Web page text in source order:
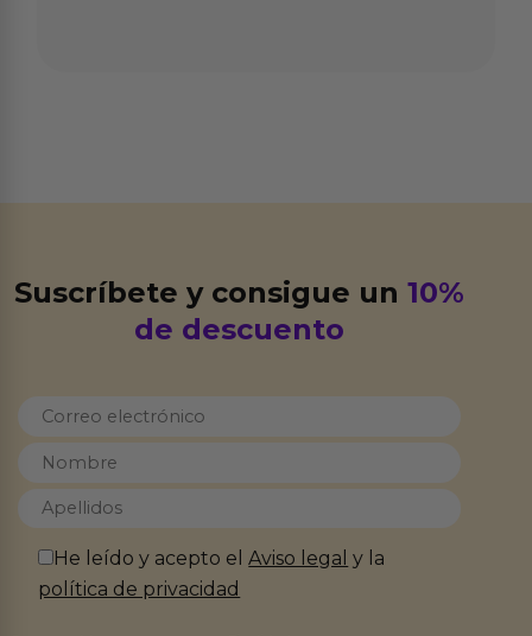
Suscríbete y consigue un10%
de descuento
He leído y acepto elAviso legal y la
política de privacidad